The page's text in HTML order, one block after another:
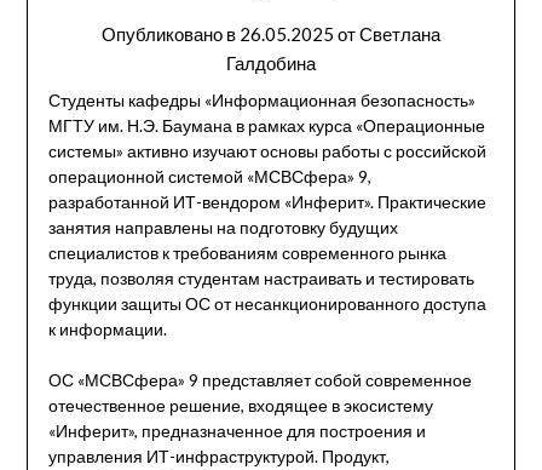
Опубликовано в 26.05.2025 отСветлана
Галдобина
Студенты кафедры «Информационная безопасность»
МГТУ им. Н.Э. Баумана в рамках курса «Операционные
системы» активно изучают основы работы с российской
операционной системой «МСВСфера» 9,
разработанной ИТ-вендором «Инферит». Практические
занятия направлены на подготовку будущих
специалистов к требованиям современного рынка
труда, позволяя студентам настраивать и тестировать
функции защиты ОС от несанкционированного доступа
к информации.
ОС «МСВСфера» 9 представляет собой современное
отечественное решение, входящее в экосистему
«Инферит», предназначенное для построения и
управления ИТ-инфраструктурой. Продукт,